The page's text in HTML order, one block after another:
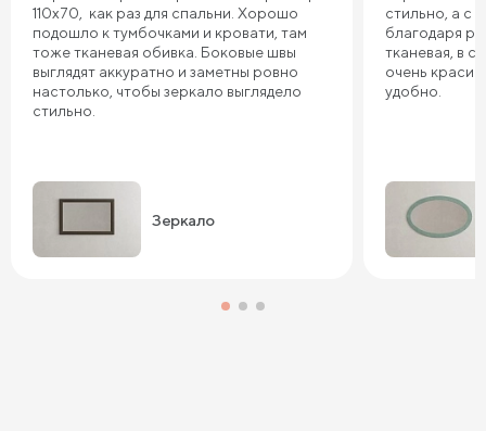
110х70, как раз для спальни. Хорошо
подошло к тумбочками и кровати, там
тоже тканевая обивка. Боковые швы
выглядят аккуратно и заметны ровно
настолько, чтобы зеркало выглядело
стильно.
Зеркало
стильно, а с
благодаря
тканевая, в
очень
удобно.